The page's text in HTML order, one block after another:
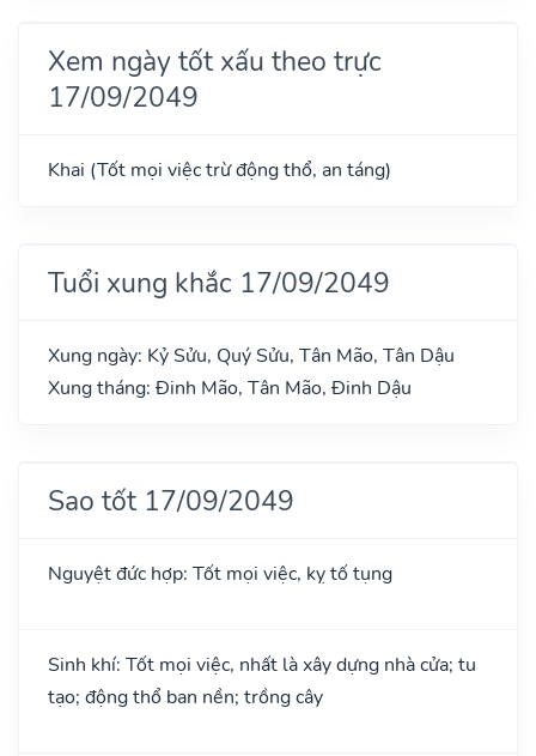
Xem ngày tốt xấu theo trực
17/09/2049
Khai (Tốt mọi việc trừ động thổ, an táng)
Tuổi xung khắc 17/09/2049
Xung ngày: Kỷ Sửu, Quý Sửu, Tân Mão, Tân Dậu
Xung tháng: Đinh Mão, Tân Mão, Đinh Dậu
Sao tốt 17/09/2049
Nguyệt đức hợp: Tốt mọi việc, kỵ tố tụng
Sinh khí: Tốt mọi việc, nhất là xây dựng nhà cửa; tu
tạo; động thổ ban nền; trồng cây